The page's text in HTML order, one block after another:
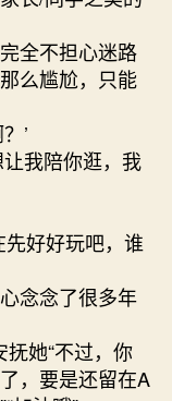
全不担心迷路
么尴尬，只能
’
我陪你逛，我
好好玩吧，谁
念念了很多年
抚她“不过，你
，要是还留在A